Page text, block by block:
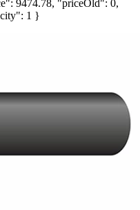
9474.78, "priceOld": 0,
1 }